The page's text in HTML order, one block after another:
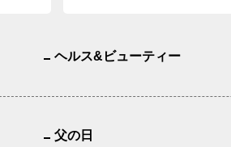
ヘルス&ビューティー
父の日